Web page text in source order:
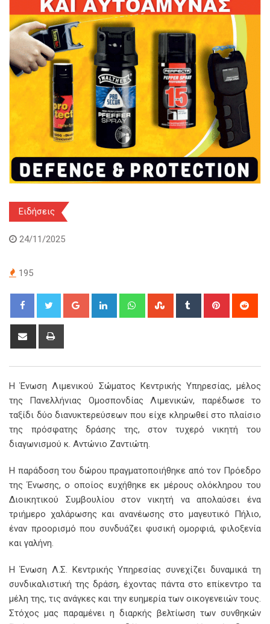
Ειδήσεις
24/11/2025
195
Google+ LinkedIn WhatsappStumbleUpon
Tumblr Pinterest
Share
Η Ένωση Λιμενικού Σώματος Κεντρικής Υπηρεσίας, μέλος
της Πανελλήνιας Ομοσπονδίας Λιμενικών, παρέδωσε το
ταξίδι δύο διανυκτερεύσεων που είχε κληρωθεί στο πλαίσιο
της πρόσφατης δράσης της, στον τυχερό νικητή του
διαγωνισμού κ. Αντώνιο Ζαντιώτη.
Η παράδοση του δώρου πραγματοποιήθηκε από τον Πρόεδρο
της Ένωσης, ο οποίος ευχήθηκε εκ μέρους ολόκληρου του
Διοικητικού Συμβουλίου στον νικητή να απολαύσει ένα
τριήμερο χαλάρωσης και ανανέωσης στο μαγευτικό Πήλιο,
έναν προορισμό που συνδυάζει φυσική ομορφιά, φιλοξενία
και γαλήνη.
Η Ένωση Λ.Σ. Κεντρικής Υπηρεσίας συνεχίζει δυναμικά τη
συνδικαλιστική της δράση, έχοντας πάντα στο επίκεντρο τα
μέλη της, τις ανάγκες και την ευημερία των οικογενειών τους.
Στόχος μας παραμένει η διαρκής βελτίωση των συνθηκών